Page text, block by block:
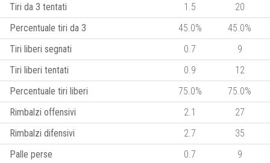
Tiri da 3 tentati
1.5
20
Percentuale tiri da 3
45.0%
45.0%
Tiri liberi segnati
0.7
9
Tiri liberi tentati
0.9
12
Percentuale tiri liberi
75.0%
75.0%
Rimbalzi offensivi
2.1
27
Rimbalzi difensivi
2.7
35
Palle perse
0.7
9